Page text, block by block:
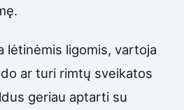
lėtinėmis ligomis, vartoja
ar turi rimtų sveikatos
geriau aptarti su